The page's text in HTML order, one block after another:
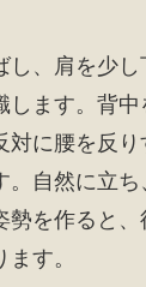
し、肩を少し
します。背
対に腰を反
。自然に立
勢を作ると
す。